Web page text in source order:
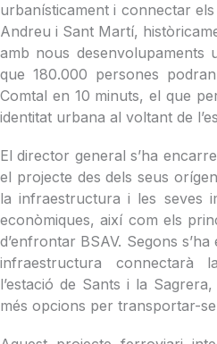
urbanísticament i connectar
Andreu i Sant Martí,
amb nous desenvolupaments
que 180.000 persones
Comtal en 10 minuts, el que
identitat urbana al voltant de
El director general s’ha
el projecte des dels seus
la infraestructura i les seves
econòmiques, així com els
d’enfrontar BSAV. Segons
infraestructura connectarà
l’estació de Sants i la
més opcions per transportar-